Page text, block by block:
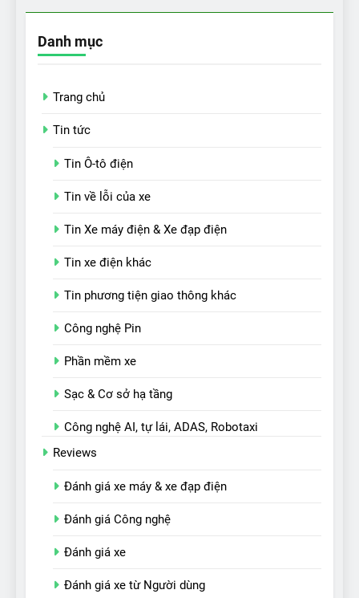
Danh mục
Trang chủ
Tin tức
Tin Ô-tô điện
Tin về lỗi của xe
Tin Xe máy điện & Xe đạp điện
Tin xe điện khác
Tin phương tiện giao thông khác
Công nghệ Pin
Phần mềm xe
Sạc & Cơ sở hạ tầng
Công nghệ AI, tự lái, ADAS, Robotaxi
Reviews
Đánh giá xe máy & xe đạp điện
Đánh giá Công nghệ
Đánh giá xe
Đánh giá xe từ Người dùng